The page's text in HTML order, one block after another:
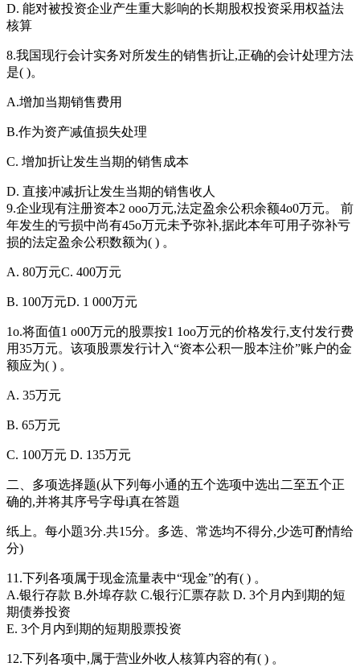
D. 能对被投资企业产生重大影响的长期股权投资采用权益法
核算
8.我国现行会计实务对所发生的销售折让,正确的会计处理方法
是( )。
A.增加当期销售费用
B.作为资产减值损失处理
C. 增加折让发生当期的销售成本
D. 直接冲减折让发生当期的销售收人
9.企业现有注册资本2 ooo万元,法定盈余公积余额4o0万元。 前
年发生的亏损中尚有45o万元未予弥补,据此本年可用子弥补亏
损的法定盈余公积数额为( ) 。
A. 80万元C. 400万元
B. 100万元D. 1 000万元
1o.将面值1 o00万元的股票按1 1oo万元的价格发行,支付发行费
用35万元。该项股票发行计入“资本公积一股本注价”账户的金
额应为( ) 。
A. 35万元
B. 65万元
C. 100万元 D. 135万元
二、多项选择题(从下列每小通的五个选项中选出二至五个正
确的,并将其序号字母i真在答題
纸上。每小題3分.共15分。多选、常选均不得分,少选可酌情给
分)
11.下列各项属于现金流量表中“现金”的有( ) 。
A.银行存款 B.外埠存款 C.银行汇票存款 D. 3个月内到期的短
期债券投资
E. 3个月内到期的短期股票投资
12.下列各项中,属于营业外收人核算内容的有( ) 。